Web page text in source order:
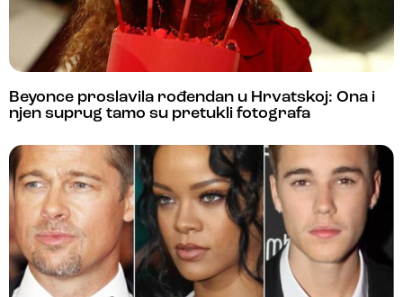
Beyonce proslavila rođendan u Hrvatskoj: Ona i
njen suprug tamo su pretukli fotografa